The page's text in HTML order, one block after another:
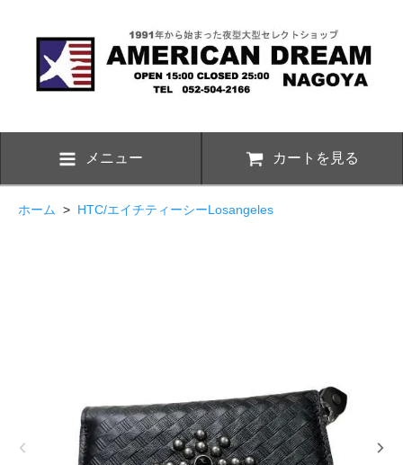
メニュー カートを見る
ホーム > HTC/エイチティーシーLosangeles